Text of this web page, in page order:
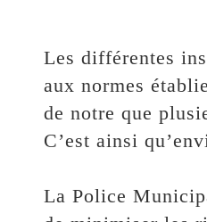
‎Les différentes
aux normes
de notre que
C’est ainsi
‎La Police